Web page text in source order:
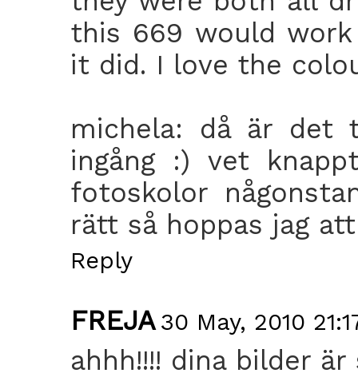
this 669 would
it did. I love the
michela: då är
ingång :) vet
fotoskolor
rätt så hoppas jag
Reply
FREJA 30 May, 2010
ahhh!!!! dina bilder